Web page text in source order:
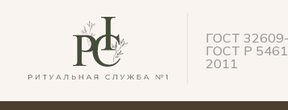
ГОСТ
ГОСТ Р
2011